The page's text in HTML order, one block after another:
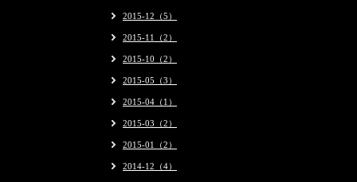
2015-12（5）
2015-11（2）
2015-10（2）
2015-05（3）
2015-04（1）
2015-03（2）
2015-01（2）
2014-12（4）